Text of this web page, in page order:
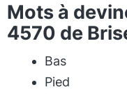
Mots à
4570 de
Bas
Pied